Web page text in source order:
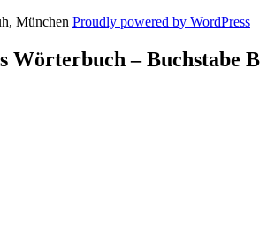
München Proudly powered by WordPress
Wörterbuch – Buchstabe B